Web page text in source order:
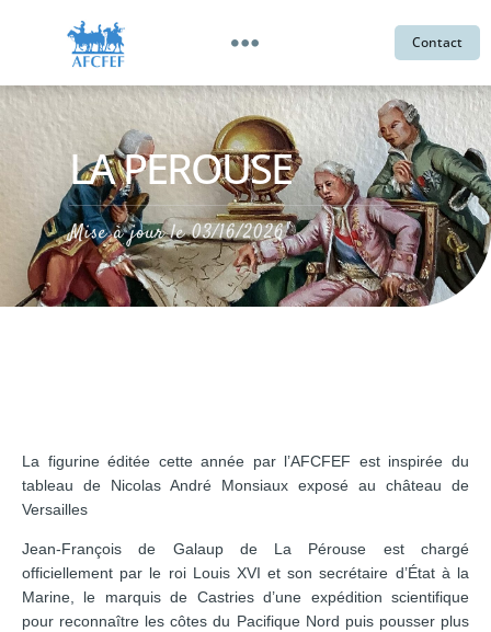
Contact
LA PEROUSE
Mise à jour le 03/16/2026
La figurine éditée cette année par l’AFCFEF est inspirée du
tableau de Nicolas André Monsiaux exposé au château de
Versailles
Jean-François de Galaup de La Pérouse est chargé
officiellement par le roi Louis XVI et son secrétaire d’État à la
Marine, le marquis de Castries d’une expédition scientifique
pour reconnaître les côtes du Pacifique Nord puis pousser plus